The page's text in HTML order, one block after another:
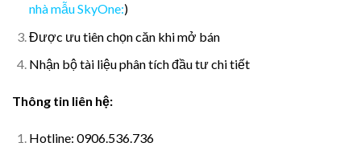
nhà mẫu SkyOne:)
Được ưu tiên chọn căn khi mở bán
Nhận bộ tài liệu phân tích đầu tư chi tiết
Thông tin liên hệ:
Hotline: 0906.536.736